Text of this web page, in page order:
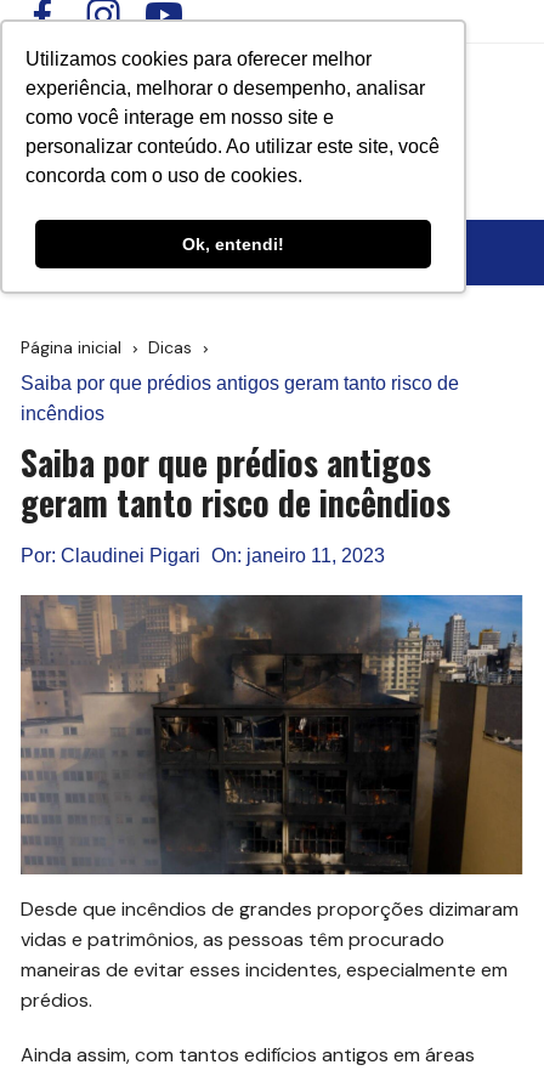
Utilizamos cookies para oferecer melhor
experiência, melhorar o desempenho, analisar
como você interage em nosso site e
personalizar conteúdo. Ao utilizar este site, você
concorda com o uso de cookies.
Ok, entendi!
Ir
conteúdo
Página inicial Dicas
Saiba por que prédios antigos geram tanto risco de
incêndios
Saiba por que prédios antigos
geram tanto risco de incêndios
Por: Claudinei Pigari On: janeiro 11, 2023
Desde que incêndios de grandes proporções dizimaram
vidas e patrimônios, as pessoas têm procurado
maneiras de evitar esses incidentes, especialmente em
prédios.
Ainda assim, com tantos edifícios antigos em áreas